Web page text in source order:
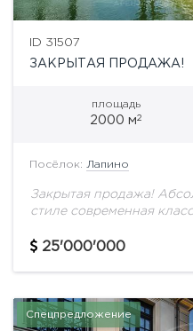
ID 31507
ЗАКРЫТАЯ ПРОДАЖА!
площадь
2000 м2
Посёлок: Лапино
Закрытая продажа!
стиле современная
25'000'000
Спецпредложение